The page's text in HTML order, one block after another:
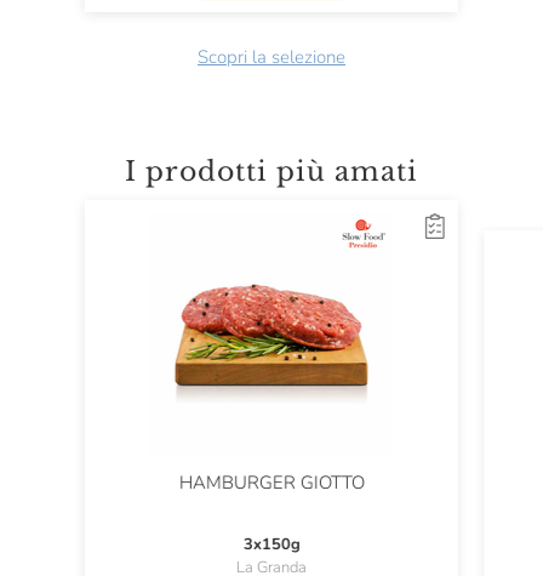
Scopri la selezione
I prodotti più amati
HAMBURGER GIOTTO
3x150g
La Granda